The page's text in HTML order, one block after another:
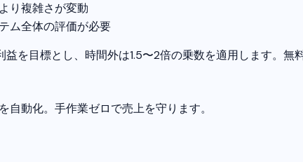
り複雑さが変動
ム全体の評価が必要
を目標とし、時間外は1.5〜2倍の乗数を適用します。無
動化。手作業ゼロで売上を守ります。